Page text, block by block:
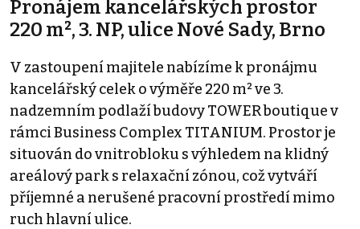
Pronájem kancelářských prostor
220 m², 3. NP, ulice Nové Sady, Brno
V zastoupení majitele nabízíme k pronájmu
kancelářský celek o výměře 220 m² ve 3.
nadzemním podlaží budovy TOWER boutique v
rámci Business Complex TITANIUM. Prostor je
situován do vnitrobloku s výhledem na klidný
areálový park s relaxační zónou, což vytváří
příjemné a nerušené pracovní prostředí mimo
ruch hlavní ulice.